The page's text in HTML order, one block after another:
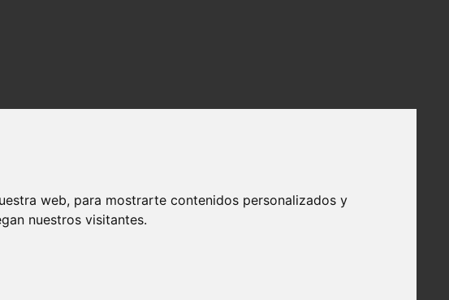
web, para mostrarte contenidos personalizados y
nuestros visitantes.